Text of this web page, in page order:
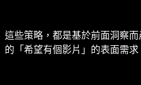
這些策略，都是基於前面洞察
的「希望有個影片」的表面需求